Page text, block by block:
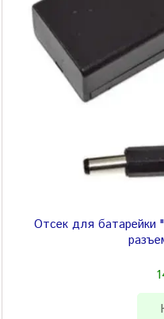
Отсек для батарейки